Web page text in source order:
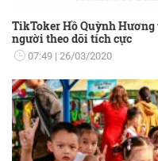
TikToker Hồ Quỳnh
người theo dõi tích cực
07:49 26/03/2020